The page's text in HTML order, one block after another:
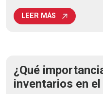
LEER MÁS
¿Qué
inventarios en